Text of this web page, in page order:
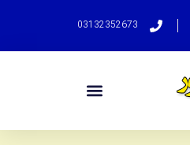
03132352673